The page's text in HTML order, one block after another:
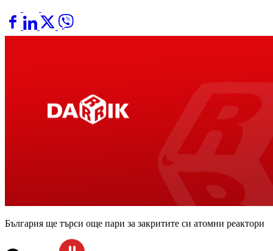
България ще търси още пари за закритите си атомни реактори